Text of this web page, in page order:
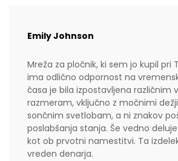
Emily Johnson
Mreža za pločnik, ki sem jo kupil pri
ima odlično odpornost na
časa je bila izpostavljena različnim
razmeram, vključno z močnimi
sončnim svetlobam, a ni znakov
poslabšanja stanja. Še vedno
kot ob prvotni namestitvi. Ta
vreden denarja.